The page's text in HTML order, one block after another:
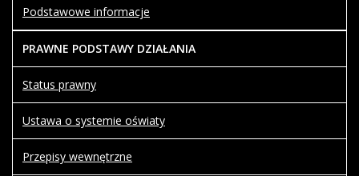
Podstawowe informacje
PRAWNE PODSTAWY DZIAŁANIA
Status prawny
Ustawa o systemie oświaty
Przepisy wewnętrzne